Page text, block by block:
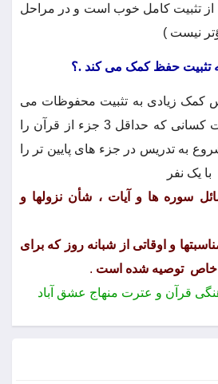
از تثبیت کامل خوب است و در مراحل
نیست )
تثبیت حفظ کمک می کند .؟
کمک زیادی به تثبیت محفوظات می
کند لذا بهتر است کسانی که حداقل 3 جزء از قرآن را
به تدریس در جزء های پایین تر را
با یک نفر
سوره ها و آیات ، شأن نزولها و
و اوقاتی از شبانه روز که برای
خاص توصیه شده است .
قرآن و عترت منهاج عشق آباد